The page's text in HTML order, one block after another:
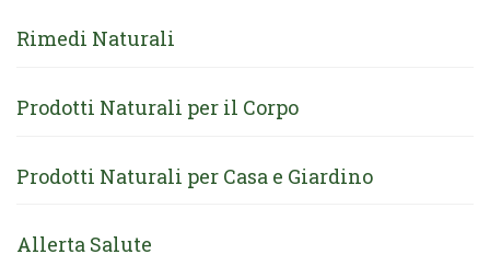
Rimedi Naturali
Prodotti Naturali per il Corpo
Prodotti Naturali per Casa e Giardino
Allerta Salute